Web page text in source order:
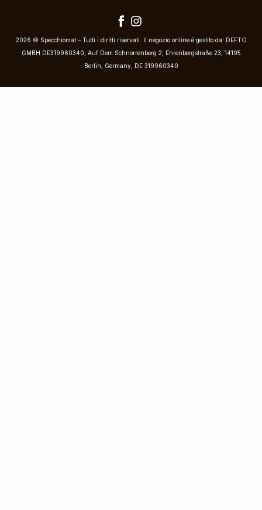
2026 © Specchiomat – Tutti i diritti riservati. Il negozio online è gestito da: DEFTO
GMBH DE319960340, Auf Dem Schnorrenberg 2, Ehrenbergstraße 23, 14195
Berlin, Germany, DE 319960340